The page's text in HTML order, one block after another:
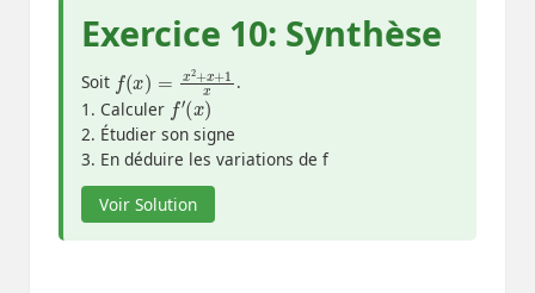
Exercice 10: Synthèse
Soit
x = +x+1 x
.
1. Calculer
f′(x )
2. Étudier son signe
3. En déduire les variations de f
Voir Solution